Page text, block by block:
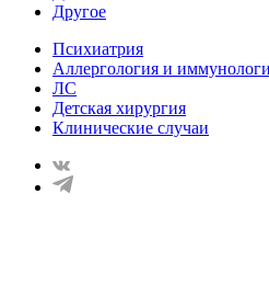
Другое
Психиатрия
Аллергология и
ЛС
Детская хирургия
Клинические случаи